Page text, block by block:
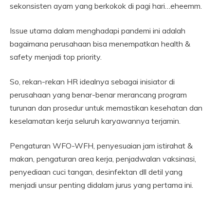
sekonsisten ayam yang berkokok di pagi hari…eheemm.
Issue utama dalam menghadapi pandemi ini adalah
bagaimana perusahaan bisa menempatkan health &
safety menjadi top priority.
So, rekan-rekan HR idealnya sebagai inisiator di
perusahaan yang benar-benar merancang program
turunan dan prosedur untuk memastikan kesehatan dan
keselamatan kerja seluruh karyawannya terjamin.
Pengaturan WFO-WFH, penyesuaian jam istirahat &
makan, pengaturan area kerja, penjadwalan vaksinasi,
penyediaan cuci tangan, desinfektan dll detil yang
menjadi unsur penting didalam jurus yang pertama ini.